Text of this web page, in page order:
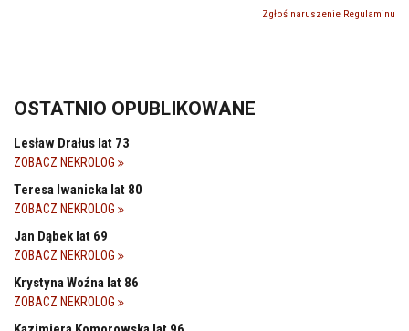
Zgłoś naruszenie Regulaminu
OSTATNIO OPUBLIKOWANE
Lesław Drałus lat 73
ZOBACZ NEKROLOG
Teresa Iwanicka lat 80
ZOBACZ NEKROLOG
Jan Dąbek lat 69
ZOBACZ NEKROLOG
Krystyna Woźna lat 86
ZOBACZ NEKROLOG